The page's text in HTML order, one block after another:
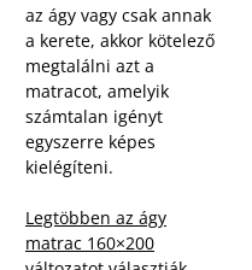
az ágy vagy csak annak
a kerete, akkor kötelező
megtalálni azt a
matracot, amelyik
számtalan igényt
egyszerre képes
kielégíteni.
Legtöbben az ágy
matrac 160×200